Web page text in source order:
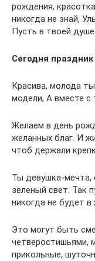
рождения,
никогда не знай,
Пусть в твоей
Сегодня
Красива, молода
модели, А вместе
Желаем в день
желанных благ. И
чтоб держали
Ты девушка-мечта,
зеленый свет. Так
никогда не будет
Это могут быть
четверостишьями,
прикольные,